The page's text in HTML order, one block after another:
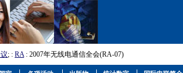
; : RA: 2007年无线电通信全会(RA-07)